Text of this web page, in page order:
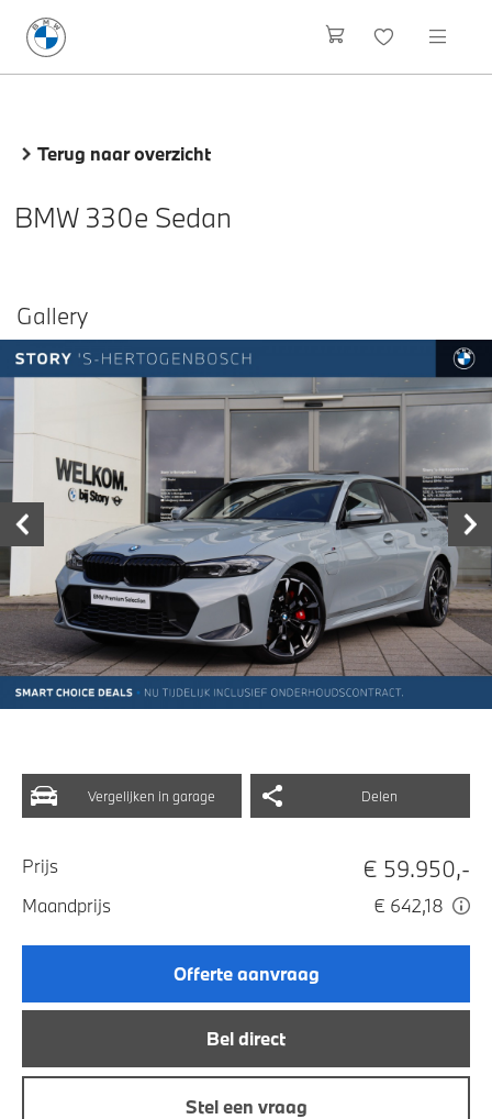
Terug naar overzicht
BMW 330e Sedan
Vergelijken in garage Delen
Prijs € 59.950,-
Maandprijs € 642,18
Offerte aanvraag
Bel direct
Stel een vraag
Gallery